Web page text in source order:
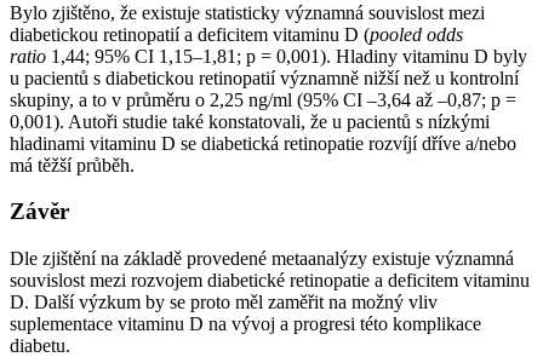
Bylo zjištěno, že existuje statisticky významná souvislost mezi
diabetickou retinopatií a deficitem vitaminu D (pooled odds
ratio 1,44; 95% CI 1,15–1,81; p = 0,001). Hladiny vitaminu D byly
u pacientů s diabetickou retinopatií významně nižší než u kontrolní
skupiny, a to v průměru o 2,25 ng⁠/⁠ml (95% CI –3,64 až –0,87; p =
0,001). Autoři studie také konstatovali, že u pacientů s nízkými
hladinami vitaminu D se diabetická retinopatie rozvíjí dříve a/nebo
má těžší průběh.
Závěr
Dle zjištění na základě provedené metaanalýzy existuje významná
souvislost mezi rozvojem diabetické retinopatie a deficitem vitaminu
D. Další výzkum by se proto měl zaměřit na možný vliv
suplementace vitaminu D na vývoj a progresi této komplikace
diabetu.